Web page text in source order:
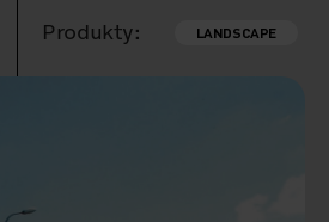
Produkty: LANDSCAPE